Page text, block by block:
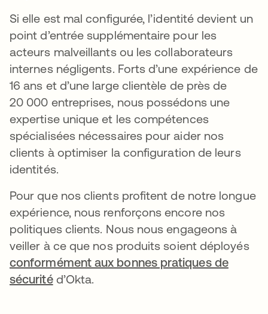
Si elle est mal configurée, l’identité devient un
point d’entrée supplémentaire pour les
acteurs malveillants ou les collaborateurs
internes négligents. Forts d’une expérience de
16 ans et d’une large clientèle de près de
20 000 entreprises, nous possédons une
expertise unique et les compétences
spécialisées nécessaires pour aider nos
clients à optimiser la configuration de leurs
identités.
Pour que nos clients profitent de notre longue
expérience, nous renforçons encore nos
politiques clients. Nous nous engageons à
veiller à ce que nos produits soient déployés
conformément aux bonnes pratiques de
sécuritéd’Okta.